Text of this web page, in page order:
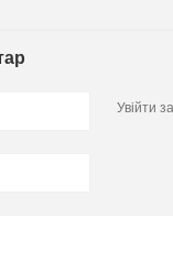
Увійти